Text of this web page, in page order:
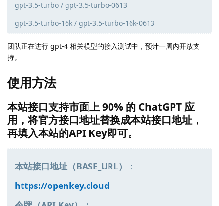
gpt-3.5-turbo / gpt-3.5-turbo-0613
gpt-3.5-turbo-16k / gpt-3.5-turbo-16k-0613
团队正在进行 gpt-4 相关模型的接入测试中，预计一周内开放支
持。
使用方法
本站接口支持市面上 90% 的 ChatGPT 应
用，将官方接口地址替换成本站接口地址，
再填入本站的API Key即可。
本站接口地址（BASE_URL）：
https://openkey.cloud